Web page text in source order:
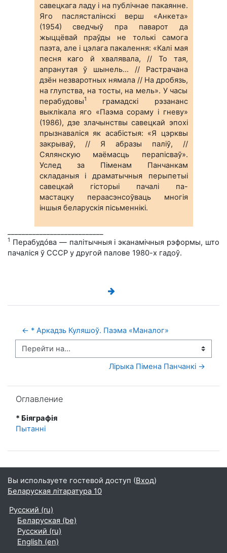
савецкага ладу і на публічнае пакаянне.
Яго паслясталінскі верш «Анкета»
(1954) сведчыў пра паварот да
жыццёвай праўды не толькі самога
паэта, але і цэлага пакалення: «Калі мая
песня каго й хвалявала, // То тая,
апранутая ў шынель... // Растрачана
дзён незваротных нямала // На дробязь,
на глупства, на тосты, на мель». У часы
перабудовы1
грамадскі рэзананс
выклікала яго «Паэма сораму і гневу»
(1986), дзе злачынствы савецкай эпохі
прызнаваліся як асабістыя: «Я цэрквы
закрываў, // Я абразы паліў, //
Сялянскую маёмасць перапісваў».
Услед за Піменам Панчанкам
складаныя і драматычныя перыпетыі
савецкай гісторыі пачалі па-
мастацку пераасэнсоўваць многія
іншыя беларускія пісьменнікі.
1 Перабудóва — палітычныя і эканамічныя рэформы, што
пачаліся ў СССР у другой палове 1980-х гадоў.
← * Аркадзь Куляшоў. Паэма «Маналог»
Перейти на...
Лірыка Пімена Панчанкі →
Оглавление
* Біяграфія
Пытанні
Вы используете гостевой доступ (Вход)
Беларуская літаратура 10
Русский ‎(ru)‎
Беларуская ‎(be)‎
Русский ‎(ru)‎
English ‎(en)‎